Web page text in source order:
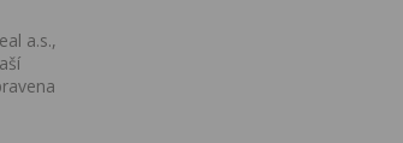
a.s.,